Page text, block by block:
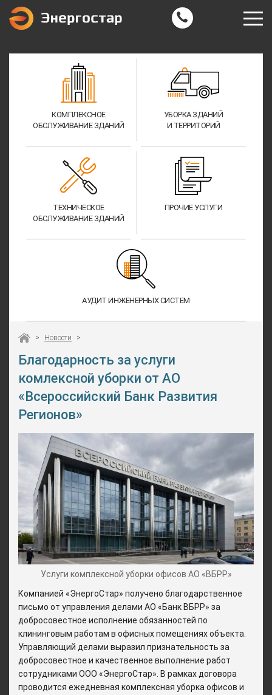
КОМПЛЕКСНОЕ
ОБСЛУЖИВАНИЕ ЗДАНИЙ
УБОРКА ЗДАНИЙ
И ТЕРРИТОРИЙ
ТЕХНИЧЕСКОЕ
ОБСЛУЖИВАНИЕ ЗДАНИЙ
ПРОЧИЕ УСЛУГИ
АУДИТ ИНЖЕНЕРНЫХ СИСТЕМ
> Новости >
Благодарность за услуги
комлексной уборки от АО
«Всероссийский Банк Развития
Регионов»
Услуги комплексной уборки офисов АО «ВБРР»
Компанией «ЭнергоСтар» получено благодарственное
письмо от управления делами АО «Банк ВБРР» за
добросовестное исполнение обязанностей по
клининговым работам в офисных помещениях объекта.
Управляющий делами выразил признательность за
добросовестное и качественное выполнение работ
сотрудниками ООО «ЭнергоСтар». В рамках договора
проводится ежедневная комплексная уборка офисов и